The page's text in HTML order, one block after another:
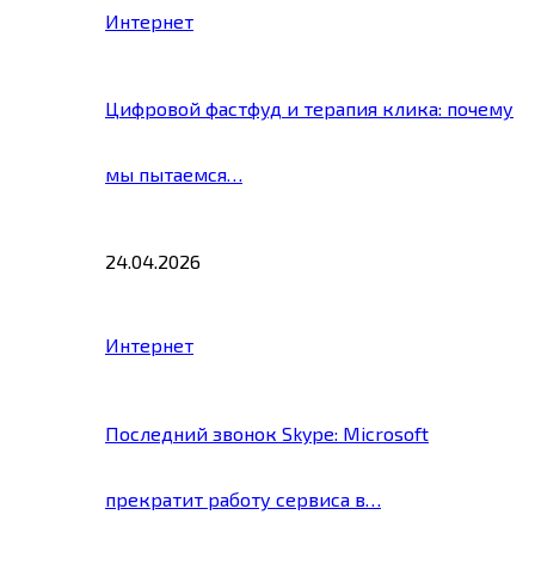
Интернет
Цифровой фастфуд и терапия клика: почему
мы пытаемся…
24.04.2026
Интернет
Последний звонок Skype: Microsoft
прекратит работу сервиса в…